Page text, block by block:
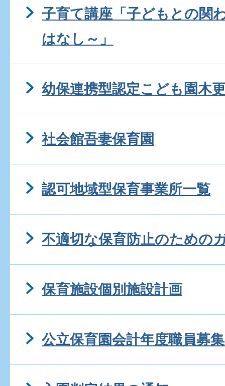
子育て講座「子どもとの関
はなし～」
幼保連携型認定こども園木
社会館吾妻保育園
認可地域型保育事業所一覧
不適切な保育防止のための
保育施設個別施設計画
公立保育園会計年度職員募